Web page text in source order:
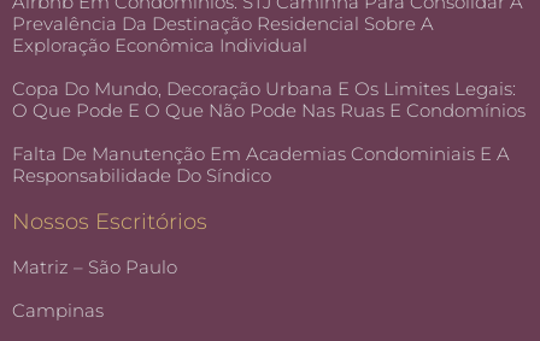
Prevalência Da Destinação Residencial Sobre A
Exploração Econômica Individual
Copa Do Mundo, Decoração Urbana E Os Limites Legais:
O Que Pode E O Que Não Pode Nas Ruas E Condomínios
Falta De Manutenção Em Academias Condominiais E A
Responsabilidade Do Síndico
Nossos Escritórios
Matriz – São Paulo
Campinas